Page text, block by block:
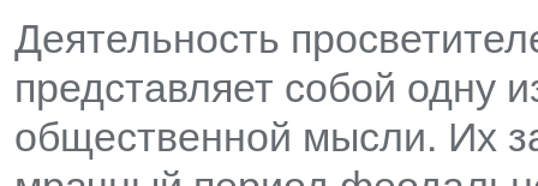
Деятельность
представляет собой одну
общественной мысли. Их